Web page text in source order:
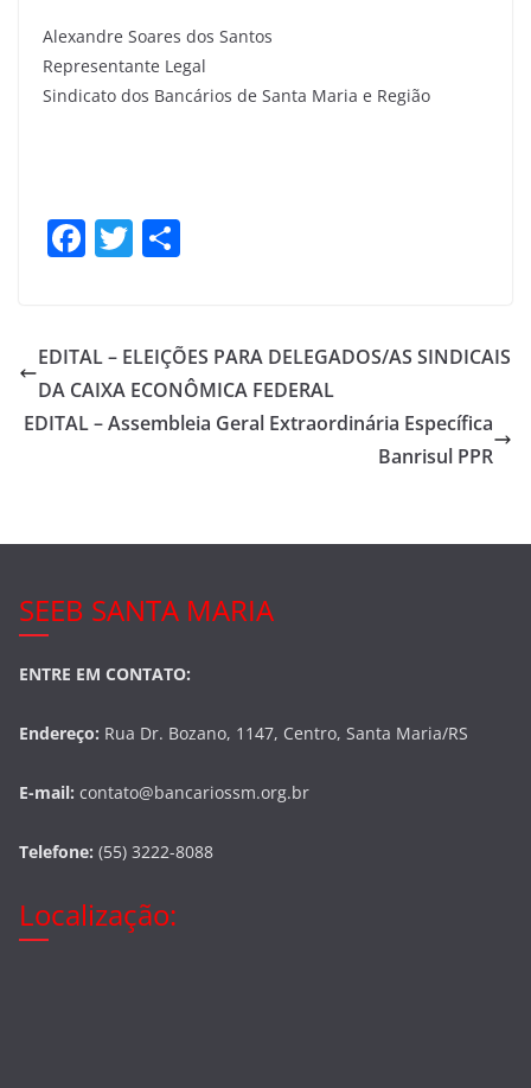
Alexandre Soares dos Santos
Representante Legal
Sindicato dos Bancários de Santa Maria e Região
F
e
b
o
T
er e
EDITAL – ELEIÇÕES PARA DELEGADOS/AS SINDICAIS
DA CAIXA ECONÔMICA FEDERAL
EDITAL – Assembleia Geral Extraordinária Específica
Banrisul PPR
SEEB SANTA MARIA
ENTRE EM CONTATO:
Endereço: Rua Dr. Bozano, 1147, Centro, Santa Maria/RS
E-mail: contato@bancariossm.org.br
Telefone: (55) 3222-8088
Localização: